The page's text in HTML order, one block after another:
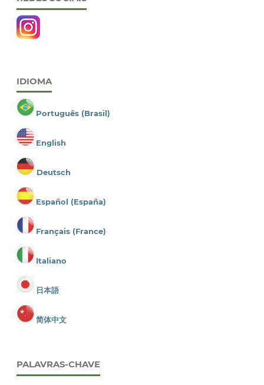
IDIOMA
Português (Brasil)
English
Deutsch
Español (España)
Français (France)
Italiano
日本語
简体中文
PALAVRAS-CHAVE